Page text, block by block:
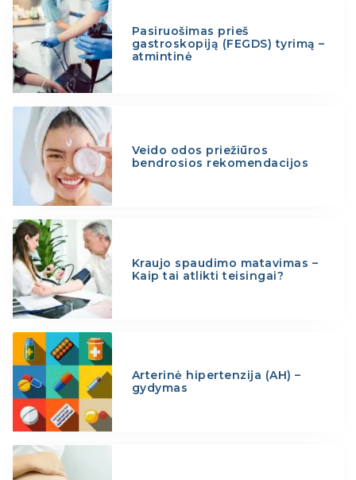
Pasiruošimas prieš
gastroskopiją (FEGDS) tyrimą –
atmintinė
Veido odos priežiūros
bendrosios rekomendacijos
Kraujo spaudimo matavimas –
Kaip tai atlikti teisingai?
Arterinė hipertenzija (AH) –
gydymas